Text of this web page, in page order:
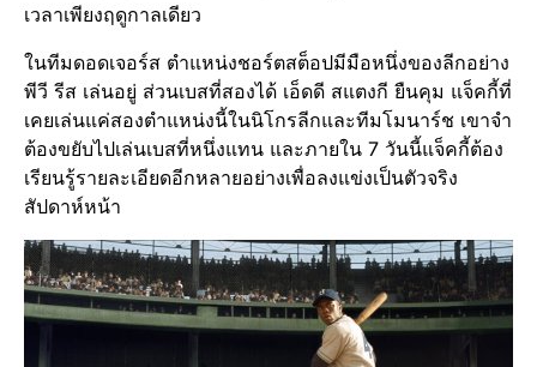
เวลาเพียงฤดูกาลเดียว
ในทีมดอดเจอร์ส ตำแหน่งชอร์ตสต็อปมีมือหนึ่งของลีกอย่าง
พีวี รีส เล่นอยู่ ส่วนเบสที่สองได้ เอ็ดดี สแตงกี ยืนคุม แจ็คกี้ที่
เคยเล่นแค่สองตำแหน่งนี้ในนิโกรลีกและทีมโมนาร์ช เขาจำ
ต้องขยับไปเล่นเบสที่หนึ่งแทน และภายใน 7 วันนี้แจ็คกี้ต้อง
เรียนรู้รายละเอียดอีกหลายอย่างเพื่อลงแข่งเป็นตัวจริง
สัปดาห์หน้า